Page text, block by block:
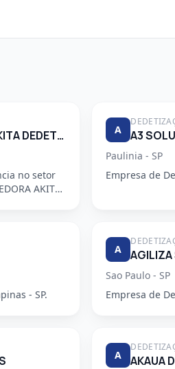
A.A.A ABASTECEDORA AKITA DEDETIZADORA S/S LTDA
no setor
AKITA
A A3
Paulinia - SP
Empresa de
- SP.
A AGILIZA
Sao Paulo - SP
Empresa de
A AKAUA